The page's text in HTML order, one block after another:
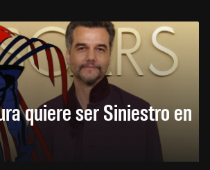
quiere ser Siniestro en